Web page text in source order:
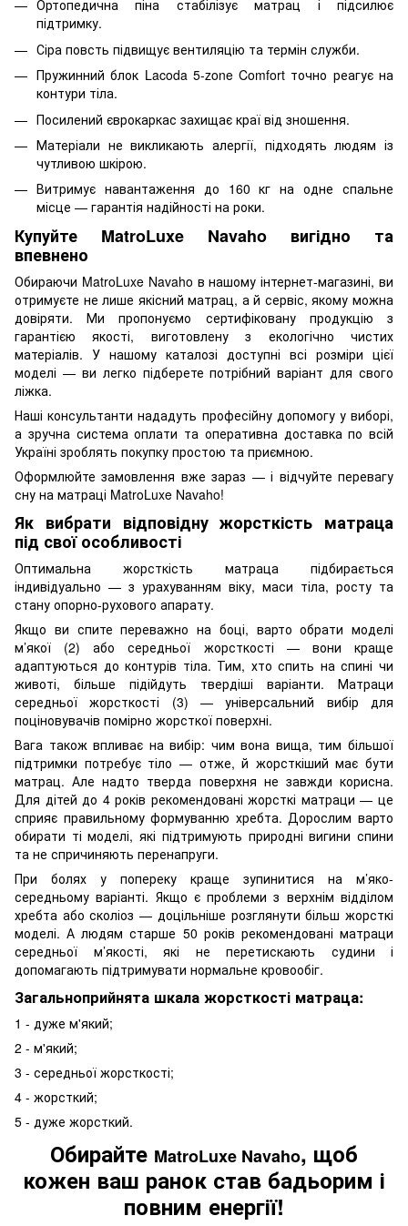
Ортопедична піна стабілізує матрац і підсилює
підтримку.
Сіра повсть підвищує вентиляцію та термін служби.
Пружинний блок Lacoda 5-zone Comfort точно реагує на
контури тіла.
Посилений єврокаркас захищає краї від зношення.
Матеріали не викликають алергії, підходять людям із
чутливою шкірою.
Витримує навантаження до 160 кг на одне спальне
місце — гарантія надійності на роки.
Купуйте MatroLuxe Navaho вигідно та
впевнено
Обираючи MatroLuxe Navaho в нашому інтернет-магазині, ви
отримуєте не лише якісний матрац, а й сервіс, якому можна
довіряти. Ми пропонуємо сертифіковану продукцію з
гарантією якості, виготовлену з екологічно чистих
матеріалів. У нашому каталозі доступні всі розміри цієї
моделі — ви легко підберете потрібний варіант для свого
ліжка.
Наші консультанти нададуть професійну допомогу у виборі,
а зручна система оплати та оперативна доставка по всій
Україні зроблять покупку простою та приємною.
Оформлюйте замовлення вже зараз — і відчуйте перевагу
сну на матраці MatroLuxe Navaho!
Як вибрати відповідну жорсткість матраца
під свої особливості
Оптимальна жорсткість матраца підбирається
індивідуально — з урахуванням віку, маси тіла, росту та
стану опорно-рухового апарату.
Якщо ви спите переважно на боці, варто обрати моделі
м’якої (2) або середньої жорсткості — вони краще
адаптуються до контурів тіла. Тим, хто спить на спині чи
животі, більше підійдуть твердіші варіанти. Матраци
середньої жорсткості (3) — універсальний вибір для
поціновувачів помірно жорсткої поверхні.
Вага також впливає на вибір: чим вона вища, тим більшої
підтримки потребує тіло — отже, й жорсткіший має бути
матрац. Але надто тверда поверхня не завжди корисна.
Для дітей до 4 років рекомендовані жорсткі матраци — це
сприяє правильному формуванню хребта. Дорослим варто
обирати ті моделі, які підтримують природні вигини спини
та не спричиняють перенапруги.
При болях у попереку краще зупинитися на м’яко-
середньому варіанті. Якщо є проблеми з верхнім відділом
хребта або сколіоз — доцільніше розглянути більш жорсткі
моделі. А людям старше 50 років рекомендовані матраци
середньої м’якості, які не перетискають судини і
допомагають підтримувати нормальне кровообіг.
Загальноприйнята шкала жорсткості матраца:
1 - дуже м'який;
2 - м'який;
3 - середньої жорсткості;
4 - жорсткий;
5 - дуже жорсткий.
Обирайте MatroLuxe Navaho, щоб
кожен ваш ранок став бадьорим і
повним енергії!